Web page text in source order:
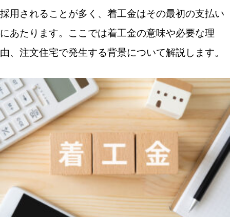
注文住宅の支払いスケジュール（着工金の位置づけ）
注文住宅の費用は分割で支払う
契約金・着工金・中間金・最終金の流れ
着工金は住宅ローンに組み込める？
通常の住宅ローンでは支払えない理由
つなぎ融資とは
分割融資とは
着工金が払えない場合の対処法
つなぎ融資を利用する
採用されることが多く、着工金はその最初の支払い
にあたります。ここでは着工金の意味や必要な理
由、注文住宅で発生する背景について解説します。